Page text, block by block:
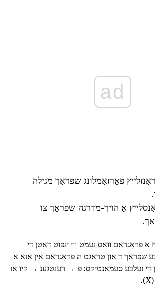
ad
פֿאַרזאַמלונג שפּראַך מגילה
אַ הויך-מדרגה שפּראַך צו
פּראָגראַם וואס נעמט ווי ינפּוט דאַטן די
שפּראַך ד און טראגט ה פּראָגראַם אין אַזאַ אַ
די זעלבע סעמאַנטיקס: פּ → רענטגענ → קיו אַז